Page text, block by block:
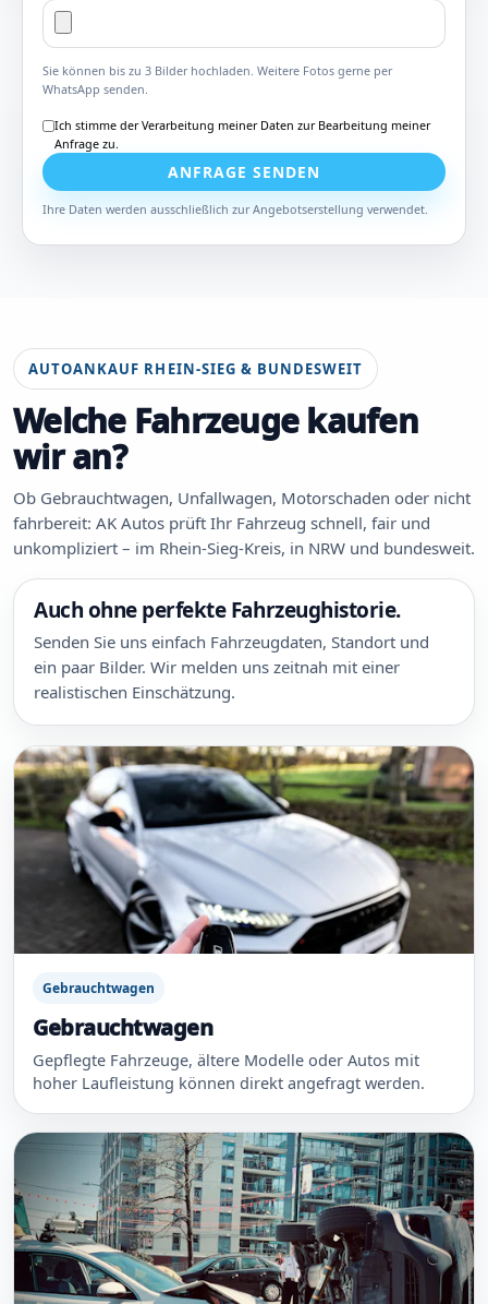
Sie können bis zu 3 Bilder hochladen. Weitere Fotos gerne per
WhatsApp senden.
Ich stimme der Verarbeitung meiner Daten zur Bearbeitung meiner
Anfrage zu.
ANFRAGE SENDEN
Ihre Daten werden ausschließlich zur Angebotserstellung verwendet.
AUTOANKAUF RHEIN-SIEG & BUNDESWEIT
Welche Fahrzeuge kaufen
wir an?
Ob Gebrauchtwagen, Unfallwagen, Motorschaden oder nicht
fahrbereit: AK Autos prüft Ihr Fahrzeug schnell, fair und
unkompliziert – im Rhein-Sieg-Kreis, in NRW und bundesweit.
Auch ohne perfekte Fahrzeughistorie.
Senden Sie uns einfach Fahrzeugdaten, Standort und
ein paar Bilder. Wir melden uns zeitnah mit einer
realistischen Einschätzung.
Gebrauchtwagen
Gebrauchtwagen
Gepflegte Fahrzeuge, ältere Modelle oder Autos mit
hoher Laufleistung können direkt angefragt werden.